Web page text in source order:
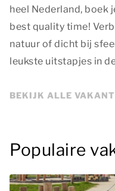
heel Nederland, boek
best quality time!
natuur of dicht bij
leukste uitstapjes in
BEKIJK ALLE
Populaire